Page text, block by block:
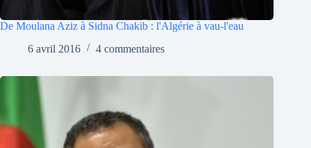
De Moulana Aziz à Sidna Chakib : l'Algérie à vau-l'eau
6 avril 2016
4 commentaires